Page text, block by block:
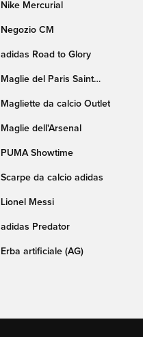
Nike Mercurial
Negozio CM
adidas Road to Glory
Maglie del Paris Saint
Magliette da calcio Outlet
Maglie dell'Arsenal
PUMA Showtime
Scarpe da calcio adidas
Lionel Messi
adidas Predator
Erba artificiale (AG)